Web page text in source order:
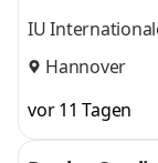
IU
Hannover
vor 11 Tagen